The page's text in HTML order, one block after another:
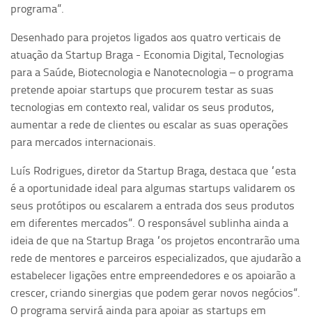
programa”.
Desenhado para projetos ligados aos quatro verticais de
atuação da Startup Braga - Economia Digital, Tecnologias
para a Saúde, Biotecnologia e Nanotecnologia – o programa
pretende apoiar startups que procurem testar as suas
tecnologias em contexto real, validar os seus produtos,
aumentar a rede de clientes ou escalar as suas operações
para mercados internacionais.
Luís Rodrigues, diretor da Startup Braga, destaca que “esta
é a oportunidade ideal para algumas startups validarem os
seus protótipos ou escalarem a entrada dos seus produtos
em diferentes mercados”. O responsável sublinha ainda a
ideia de que na Startup Braga “os projetos encontrarão uma
rede de mentores e parceiros especializados, que ajudarão a
estabelecer ligações entre empreendedores e os apoiarão a
crescer, criando sinergias que podem gerar novos negócios”.
O programa servirá ainda para apoiar as startups em